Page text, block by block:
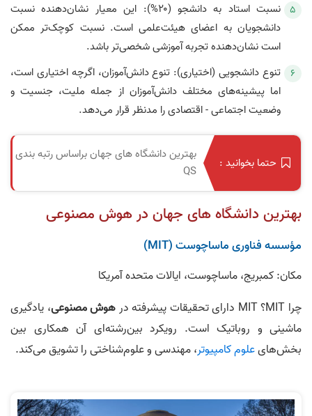
نسبت استاد به دانشجو (۲۰%): این معیار نشان‌دهنده نسبت
دانشجویان به اعضای هیئت‌علمی است. نسبت کوچک‌تر ممکن
است نشان‌دهنده تجربه آموزشی شخصی‌تر باشد.
تنوع دانشجویی (اختیاری): تنوع دانش‌آموزان، اگرچه اختیاری است،
اما پیشینه‌های مختلف دانش‌آموزان از جمله ملیت، جنسیت و
وضعیت اجتماعی - اقتصادی را مدنظر قرار می‌دهد.
حتما بخوانید :
بهترین دانشگاه های جهان بر‌اساس رتبه بندی
QS
بهترین دانشگاه‌ های جهان در هوش مصنوعی
مؤسسه فناوری ماساچوست (MIT)
مکان: کمبریج، ماساچوست، ایالات متحده آمریکا
چرا MIT؟ MIT دارای تحقیقات پیشرفته در
هوش مصنوعی، یادگیری
ماشینی و روباتیک است. رویکرد بین‌رشته‌ای آن همکاری بین
بخش‌هایعلوم کامپیوتر، مهندسی و علوم‌شناختی را تشویق می‌کند.